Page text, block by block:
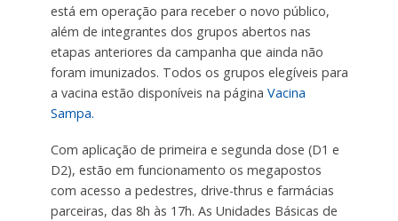
está em operação para receber o novo público,
além de integrantes dos grupos abertos nas
etapas anteriores da campanha que ainda não
foram imunizados. Todos os grupos elegíveis para
a vacina estão disponíveis na página Vacina
Sampa.
Com aplicação de primeira e segunda dose (D1 e
D2), estão em funcionamento os megapostos
com acesso a pedestres, drive-thrus e farmácias
parceiras, das 8h às 17h. As Unidades Básicas de